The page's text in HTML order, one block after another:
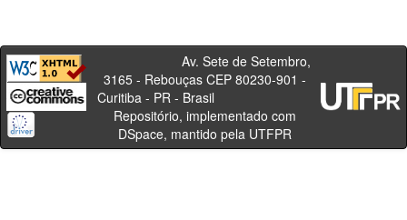
Av. Sete de Setembro,
3165 - Rebouças CEP 80230-901 -
Curitiba - PR - Brasil
Repositório, implementado com
DSpace, mantido pela UTFPR